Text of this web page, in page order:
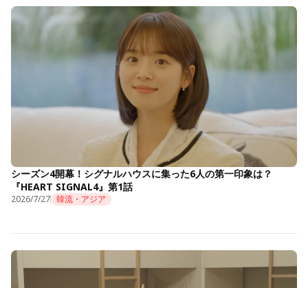
シーズン4開幕！シグナルハウスに集った6人の第一印象は？
『HEART SIGNAL4』第1話
2026/7/27 韓流・アジア